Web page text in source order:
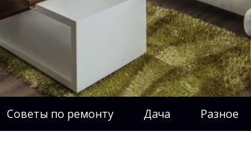
Советы по ремонту Дача Разное